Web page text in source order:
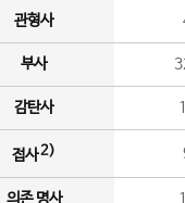
관형사
부사
감탄사
접사2)
의존 명사